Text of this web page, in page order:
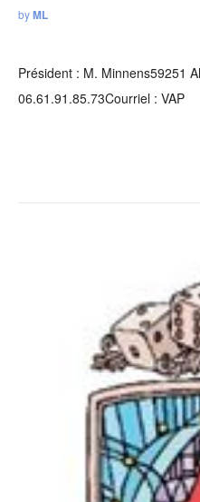
byML
Président : M. Minnens59251
06.61.91.85.73Courriel : VAP